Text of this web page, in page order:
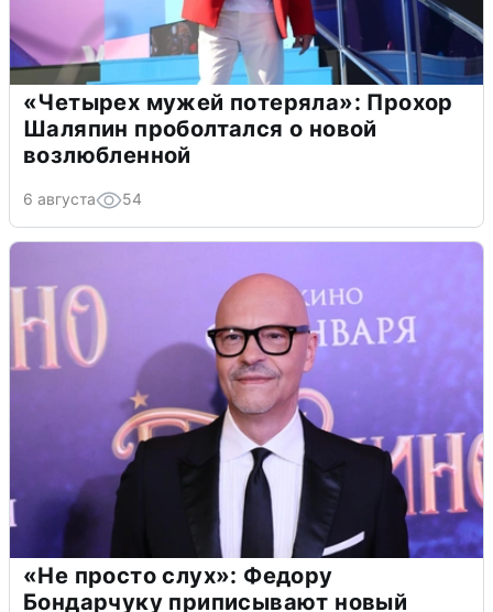
«Четырех мужей потеряла»: Прохор
Шаляпин проболтался о новой
возлюбленной
6 августа 54
«Не просто слух»: Федору
Бондарчуку приписывают новый